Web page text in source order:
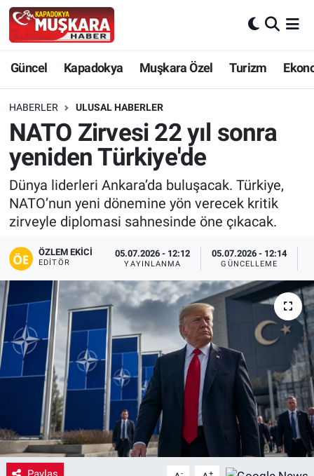
Güncel Kapadokya Muşkara Özel Turizm
HABERLER ULUSAL HABERLER
NATO Zirvesi 22 yıl sonra
yeniden Türkiye'de
Dünya liderleri Ankara’da buluşacak. Türkiye,
NATO’nun yeni dönemine yön verecek kritik
zirveyle diplomasi sahnesinde öne çıkacak.
ÖZLEM EKICI
EDITÖR
05.07.2026 - 12:12
YAYINLANMA
05.07.2026 - 12:14
GÜNCELLEME
- +
Güncel
SEÇİM
Muşkara Özel
Ekonomi
Kapadokya
Turizm
Kültür - Sanat
Yaşam
VEFATLAR
Nevşehir Hava Durumu
Nevşehir Trafik Yoğunluk Haritası
Süper Lig Puan Durumu ve Fikstür
Tüm Manşetler
Son Dakika Haberleri
Haber Arşivi